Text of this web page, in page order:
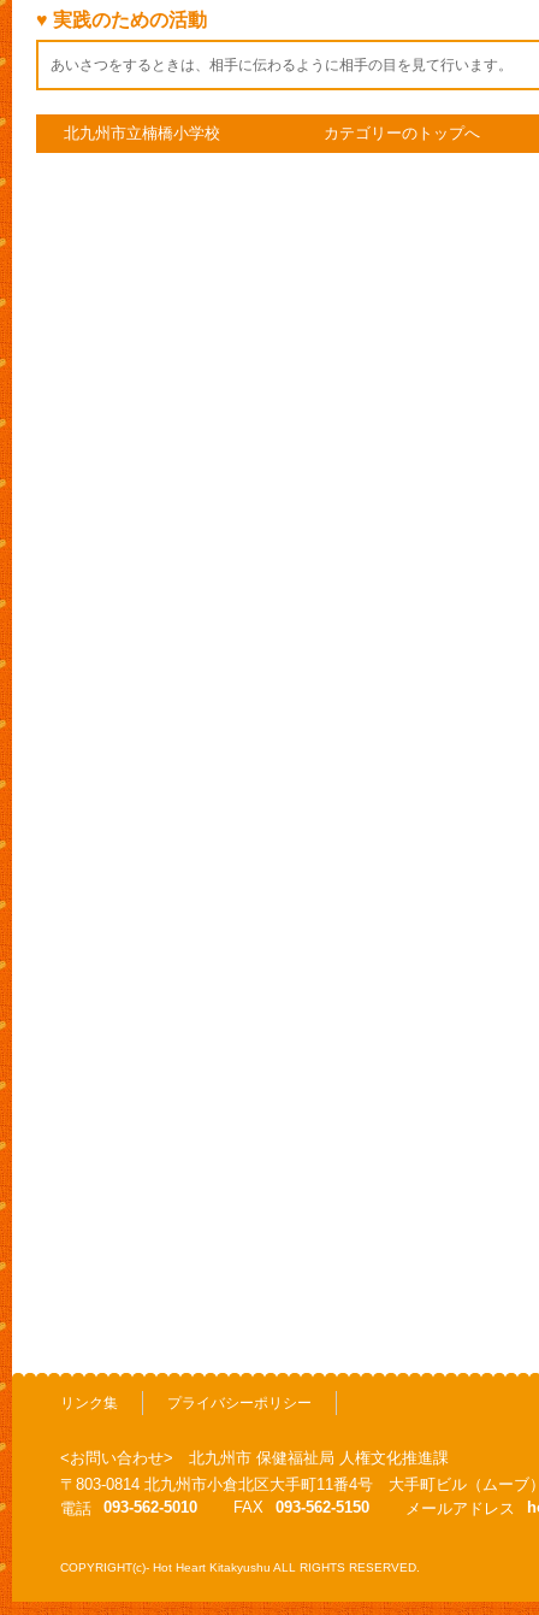
♥ 実践のための活動
あいさつをするときは、相手に伝わるように相手の目を見て行います。
北九州市立楠橋小学校 カテゴリーのトップへ
リンク集 プライバシーポリシー
<お問い合わせ> 北九州市 保健福祉局 人権文化推進課
〒803-0814 北九州市小倉北区大手町11番4号 大手町ビル（ムーブ
電話
093-562-5010 FAX 093-562-5150 メールアドレス
COPYRIGHT(c)- Hot Heart Kitakyushu ALL RIGHTS RESERVED.